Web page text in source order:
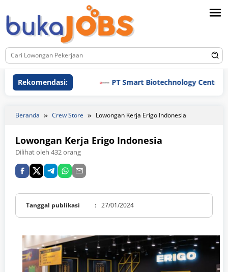
ke
konten
Rekomendasi: PT Smart Biotechnology Center
Beranda Crew Store Lowongan Kerja Erigo Indonesia
Lowongan Kerja Erigo Indonesia
Dilihat oleh 432 orang
Tanggal publikasi : 27/01/2024